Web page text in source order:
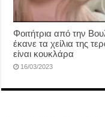
Φοιτήτρια από την
έκανε τα χείλια της
είναι κουκλάρα
16/03/2023